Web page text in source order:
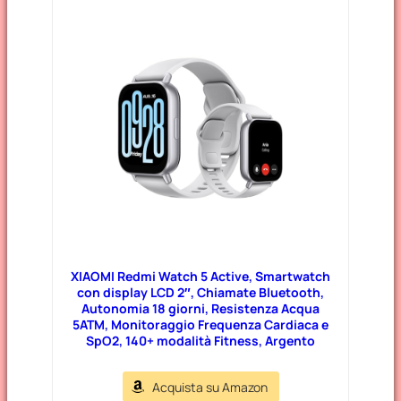
i
XIAOMI Redmi Watch 5 Active, Smartwatch
con display LCD 2″, Chiamate Bluetooth,
Autonomia 18 giorni, Resistenza Acqua
5ATM, Monitoraggio Frequenza Cardiaca e
SpO2, 140+ modalità Fitness, Argento
Acquista su Amazon